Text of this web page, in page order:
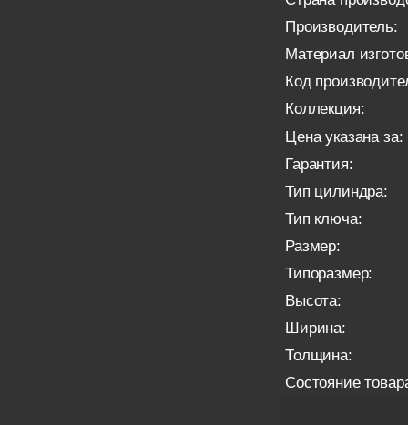
Производитель:
Материал
Код
Коллекция:
Цена указана за:
Гарантия:
Тип цилиндра:
Тип ключа:
Размер:
Типоразмер:
Высота:
Ширина:
Толщина:
Состояние